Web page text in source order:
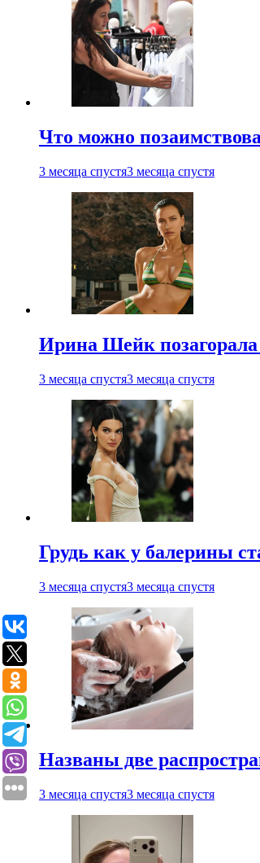
Что можно
3 месяца спустя3 месяца спустя
Ирина Шейк
3 месяца спустя3 месяца спустя
Грудь как у балерины
3 месяца спустя3 месяца спустя
Названы две
3 месяца спустя3 месяца спустя